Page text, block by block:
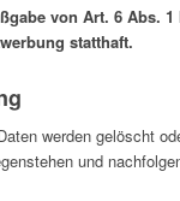
von Art. 6 Abs.
statthaft.
werden gelöscht
und